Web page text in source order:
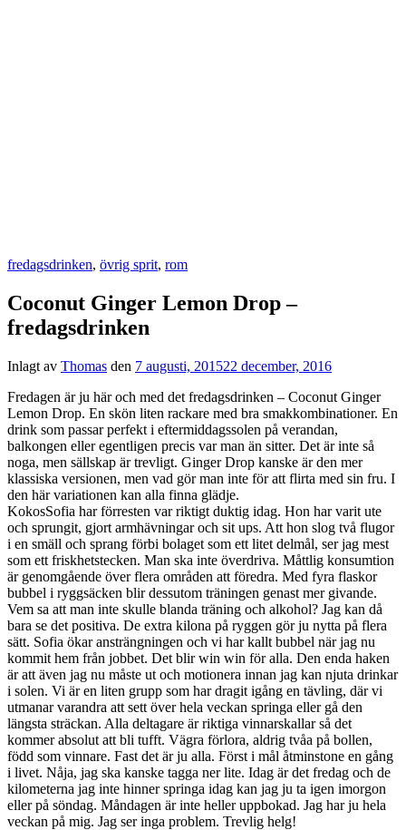
fredagsdrinken, övrig sprit, rom
Coconut Ginger Lemon Drop –
fredagsdrinken
Inlagt av Thomas den 7 augusti, 201522 december, 2016
Fredagen är ju här och med det fredagsdrinken – Coconut Ginger
Lemon Drop. En skön liten rackare med bra smakkombinationer. En
drink som passar perfekt i eftermiddagssolen på verandan,
balkongen eller egentligen precis var man än sitter. Det är inte så
noga, men sällskap är trevligt. Ginger Drop kanske är den mer
klassiska versionen, men vad gör man inte för att flirta med sin fru. I
den här variationen kan alla finna glädje.
KokosSofia har förresten var riktigt duktig idag. Hon har varit ute
och sprungit, gjort armhävningar och sit ups. Att hon slog två flugor
i en smäll och sprang förbi bolaget som ett litet delmål, ser jag mest
som ett friskhetstecken. Man ska inte överdriva. Måttlig konsumtion
är genomgående över flera områden att föredra. Med fyra flaskor
bubbel i ryggsäcken blir dessutom träningen genast mer givande.
Vem sa att man inte skulle blanda träning och alkohol? Jag kan då
bara se det positiva. De extra kilona på ryggen gör ju nytta på flera
sätt. Sofia ökar ansträngningen och vi har kallt bubbel när jag nu
kommit hem från jobbet. Det blir win win för alla. Den enda haken
är att även jag nu måste ut och motionera innan jag kan njuta drinkar
i solen. Vi är en liten grupp som har dragit igång en tävling, där vi
utmanar varandra att sett över hela veckan springa eller gå den
längsta sträckan. Alla deltagare är riktiga vinnarskallar så det
kommer absolut att bli tufft. Vägra förlora, aldrig tvåa på bollen,
född som vinnare. Fast det är ju alla. Först i mål åtminstone en gång
i livet. Nåja, jag ska kanske tagga ner lite. Idag är det fredag och de
kilometerna jag inte hinner springa idag kan jag ju ta igen imorgon
eller på söndag. Måndagen är inte heller uppbokad. Jag har ju hela
veckan på mig. Jag ser inga problem. Trevlig helg!